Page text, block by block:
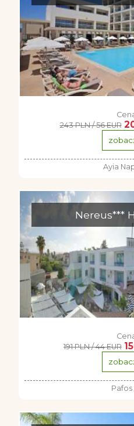
243 PLN / 56 EUR
Ayia
Nereus***
191 PLN / 44 EUR
Pafos